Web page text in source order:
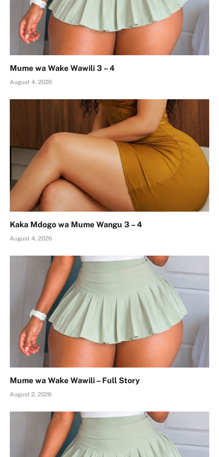
Mume wa Wake Wawili 3 – 4
August 4, 2026
Kaka Mdogo wa Mume Wangu 3 – 4
August 4, 2026
Mume wa Wake Wawili – Full Story
August 2, 2026